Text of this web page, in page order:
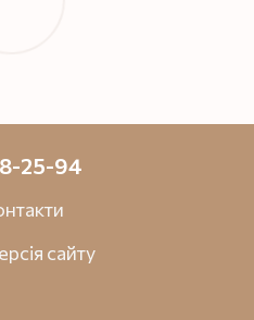
25-94
сайту